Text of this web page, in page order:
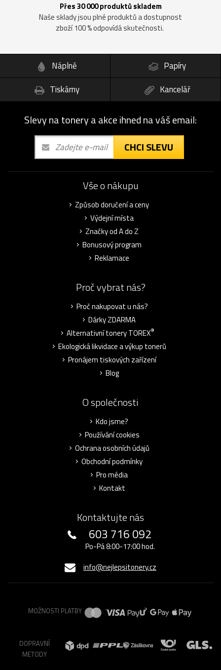
Přes 30 000 produktů skladem
Naše sklady jsou plné produktů a dostupnost
zboží 100 % odpovídá skutečnosti.
Náplně
Papíry
Tiskárny
Kancelář
Slevy na tonery a akce ihned na váš email:
CHCI SLEVU
Vše o nákupu
Způsob doručení a ceny
Výdejní místa
Značky od A do Z
Bonusový program
Reklamace
Proč vybrat nás?
Proč nakupovat u nás?
Dárky ZDARMA
Alternativní tonery TOREX®
Ekologická likvidace a výkup tonerů
Pronájem tiskových zařízení
Blog
O společnosti
Kdo jsme?
Používání cookies
Ochrana osobních údajů
Obchodní podmínky
Pro média
Kontakt
Kontaktujte nás
603 716 092
Po-Pá 8:00-17:00 hod.
info@nejlepsitonery.cz
MOŽNOSTI PLATBY
DOPRAVNÍ
METODY